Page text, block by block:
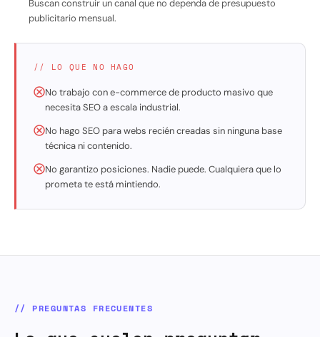
Buscan construir un canal que no dependa de presupuesto
publicitario mensual.
// LO QUE NO HAGO
No trabajo con e-commerce de producto masivo que
necesita SEO a escala industrial.
No hago SEO para webs recién creadas sin ninguna base
técnica ni contenido.
No garantizo posiciones. Nadie puede. Cualquiera que lo
prometa te está mintiendo.
// PREGUNTAS FRECUENTES